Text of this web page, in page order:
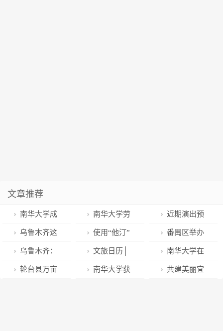
文章推荐
南华大学成
功研发应用于
肿瘤诊疗研究
的近红外二区
南华大学劳
动教育实践基
地揭牌成立
近期演出预
告丨欢乐就在
太原工人文化
宫！
乌鲁木齐这
些集市开门迎
客了，你逛了
使用“他汀”
类药物的几条
建议
番禺区举办
2023年推进法
律援助工作高
乌鲁木齐：
白鸟湖临港工
文旅日历│
青草坡乡村庄
南华大学在
2022年全国普
轮台县万亩 南华大学获 共建美丽宜